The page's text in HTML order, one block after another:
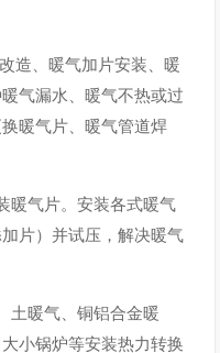
造、暖气加片安装、暖
气漏水、暖气不热或过
暖气片、暖气管道焊
暖气片。安装各式暖气
片）并试压，解决暖气
土暖气、铜铝合金暖
小锅炉等安装热力转换